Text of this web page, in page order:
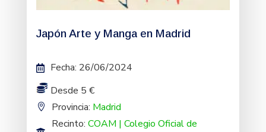
Japón Arte y Manga en Madrid
Fecha: 26/06/2024
Desde 5 €
Provincia: Madrid
Recinto: COAM | Colegio Oficial de